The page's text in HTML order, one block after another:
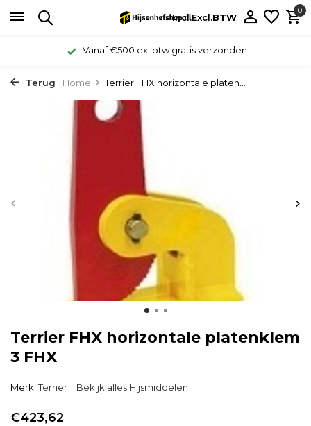
Incl.Excl.BTW
0
Vanaf €500 ex. btw gratis verzonden
Terug Home Terrier FHX horizontale platen...
Terrier FHX horizontale platenklem
3 FHX
Merk:Terrier Bekijk alles Hijsmiddelen
€423,62